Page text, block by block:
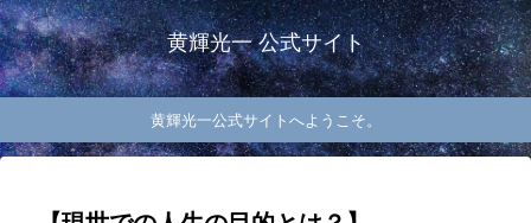
黄輝光一 公式サイト
黄輝光一公式サイトへようこそ。